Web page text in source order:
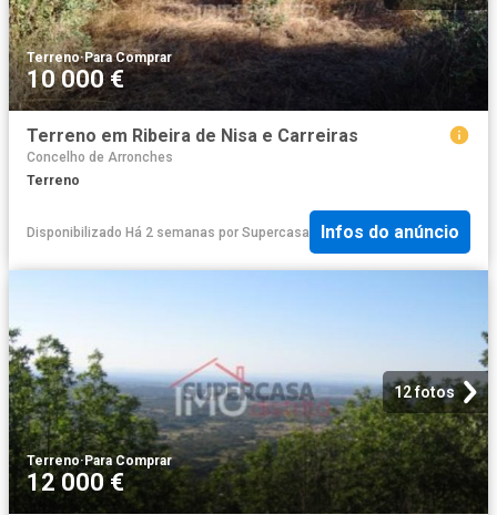
Terreno·Para Comprar
10 000 €
Terreno em Ribeira de Nisa e Carreiras
Concelho de Arronches
Terreno
Disponibilizado Há 2 semanas por Supercasa Infos do anúncio
12 fotos
Terreno·Para Comprar
12 000 €